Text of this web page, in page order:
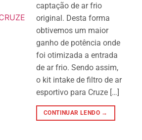
captação de ar frio
original. Desta forma
obtivemos um maior
ganho de potência onde
foi otimizada a entrada
de ar frio. Sendo assim,
o kit intake de filtro de ar
esportivo para Cruze […]
CONTINUAR LENDO →